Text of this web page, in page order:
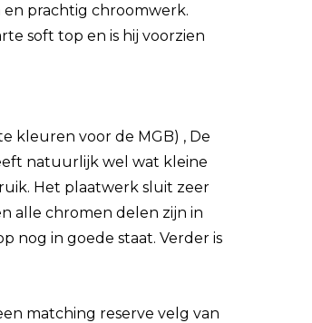
prachtig chroomwerk.
soft top en is hij voorzien
kleuren voor de MGB) , De
natuurlijk wel wat kleine
Het plaatwerk sluit zeer
alle chromen delen zijn in
nog in goede staat. Verder is
matching reserve velg van